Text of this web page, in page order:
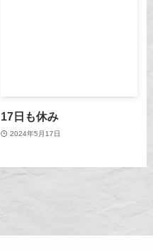
17日も休み
2024年5月17日